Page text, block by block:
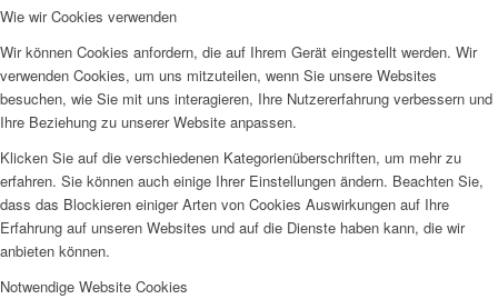
Wie wir Cookies verwenden
Wir können Cookies anfordern, die auf Ihrem Gerät eingestellt werden. Wir
verwenden Cookies, um uns mitzuteilen, wenn Sie unsere Websites
besuchen, wie Sie mit uns interagieren, Ihre Nutzererfahrung verbessern und
Ihre Beziehung zu unserer Website anpassen.
Klicken Sie auf die verschiedenen Kategorienüberschriften, um mehr zu
erfahren. Sie können auch einige Ihrer Einstellungen ändern. Beachten Sie,
dass das Blockieren einiger Arten von Cookies Auswirkungen auf Ihre
Erfahrung auf unseren Websites und auf die Dienste haben kann, die wir
anbieten können.
Notwendige Website Cookies